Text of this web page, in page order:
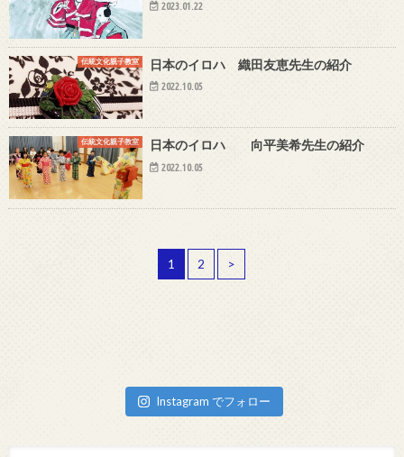
2023.01.22
伝統文化親子教室 日本のイロハ 織田友恵先生の紹介
2022.10.05
伝統文化親子教室 日本のイロハ 向平美希先生の紹介
2022.10.05
1 2 >
Instagram でフォロー